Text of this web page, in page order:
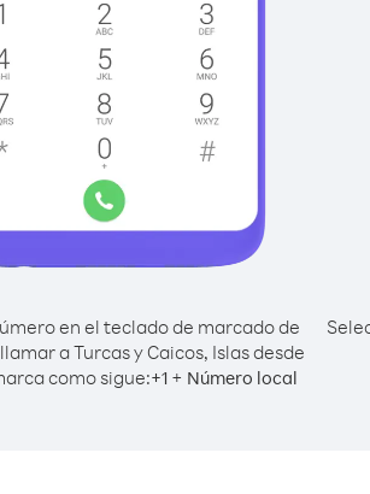
en el teclado de marcado de
a Turcas y Caicos, Islas desde
como sigue:+1 + Número local